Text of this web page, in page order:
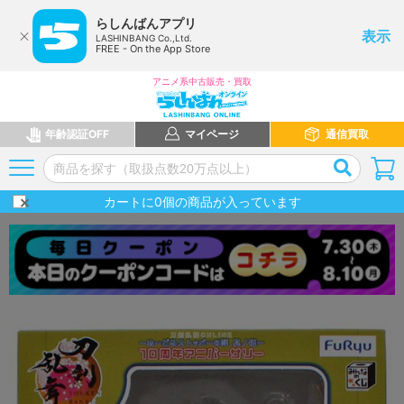
らしんばんアプリ
LASHINBANG Co.,Ltd.
FREE - On the App Store
表示
アニメ系中古販売・買取
年齢認証OFF マイページ 通信買取
カートに0個の商品が入っています